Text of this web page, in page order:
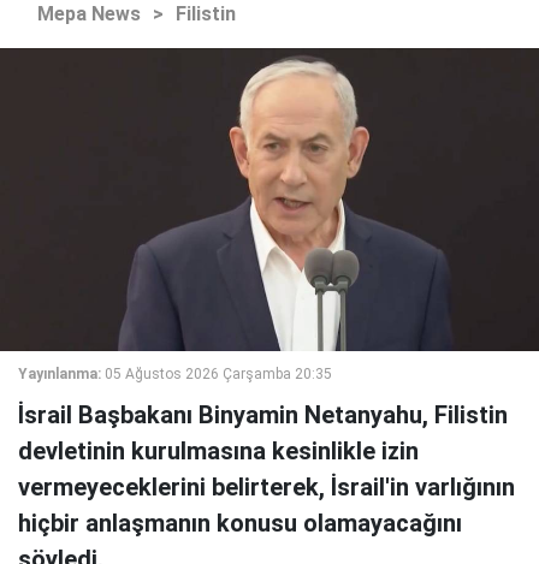
Mepa News > Filistin
Yayınlanma: 05 Ağustos 2026 Çarşamba 20:35
İsrail Başbakanı Binyamin Netanyahu, Filistin
devletinin kurulmasına kesinlikle izin
vermeyeceklerini belirterek, İsrail'in varlığının
hiçbir anlaşmanın konusu olamayacağını